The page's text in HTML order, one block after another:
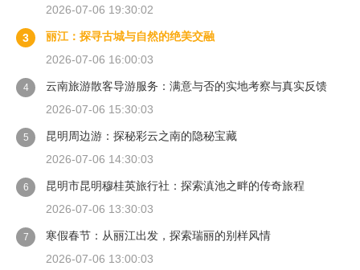
2026-07-06 19:30:02
3
丽江：探寻古城与自然的绝美交融
2026-07-06 16:00:03
4
云南旅游散客导游服务：满意与否的实地考察与真实反馈
2026-07-06 15:30:03
5
昆明周边游：探秘彩云之南的隐秘宝藏
2026-07-06 14:30:03
6
昆明市昆明穆桂英旅行社：探索滇池之畔的传奇旅程
2026-07-06 13:30:03
7
寒假春节：从丽江出发，探索瑞丽的别样风情
2026-07-06 13:00:03